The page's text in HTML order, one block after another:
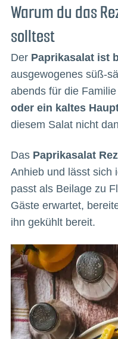
Warum du das
solltest
Der Paprikasalat ist
ausgewogenes süß-
abends für die
oder ein kaltes
diesem Salat nicht
Das Paprikasalat
Anhieb und lässt sich
passt als Beilage zu
Gäste erwartet,
ihn gekühlt bereit.